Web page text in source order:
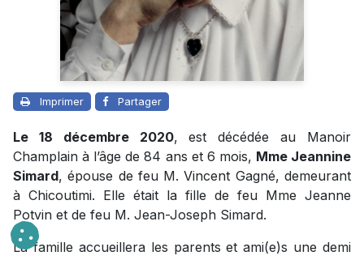
Imprimer Partager
Le 18 décembre 2020, est décédée au Manoir
Champlain à l’âge de 84 ans et 6 mois, Mme Jeannine
Simard, épouse de feu M. Vincent Gagné, demeurant
à Chicoutimi. Elle était la fille de feu Mme Jeanne
Potvin et de feu M. Jean-Joseph Simard.
La famille accueillera les parents et ami(e)s une demi